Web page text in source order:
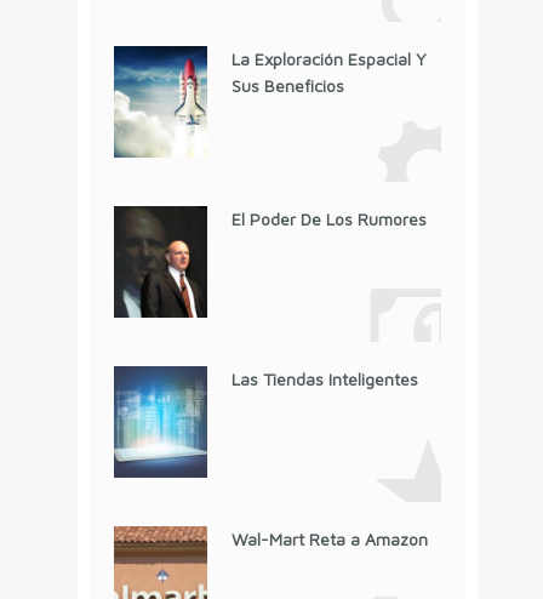
La Exploración Espacial Y
Sus Beneficios
El Poder De Los Rumores
Las Tiendas Inteligentes
Wal-Mart Reta a Amazon